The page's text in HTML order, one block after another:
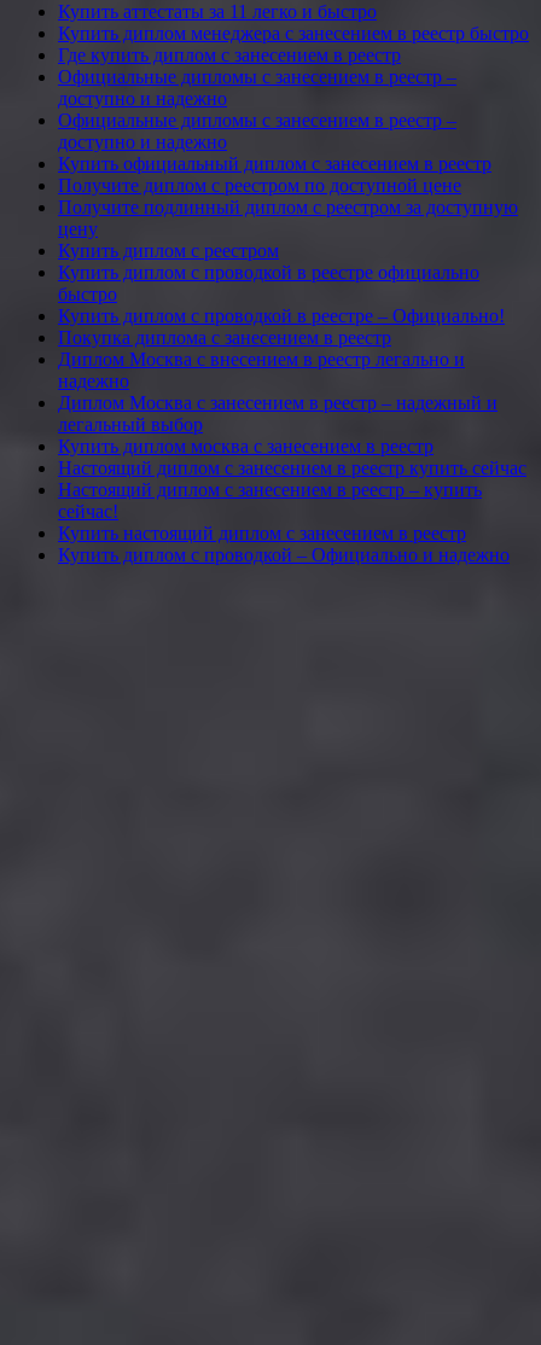
Купить аттестаты за 11 легко и быстро
Купить диплом менеджера с занесением в реестр быстро
Где купить диплом с занесением в реестр
Официальные дипломы с занесением в реестр –
доступно и надежно
Официальные дипломы с занесением в реестр –
доступно и надежно
Купить официальный диплом с занесением в реестр
Получите диплом с реестром по доступной цене
Получите подлинный диплом с реестром за доступную
цену
Купить диплом с реестром
Купить диплом с проводкой в реестре официально
быстро
Купить диплом с проводкой в реестре – Официально!
Покупка диплома с занесением в реестр
Диплом Москва с внесением в реестр легально и
надежно
Диплом Москва с занесением в реестр – надежный и
легальный выбор
Купить диплом москва с занесением в реестр
Настоящий диплом с занесением в реестр купить сейчас
Настоящий диплом с занесением в реестр – купить
сейчас!
Купить настоящий диплом с занесением в реестр
Купить диплом с проводкой – Официально и надежно